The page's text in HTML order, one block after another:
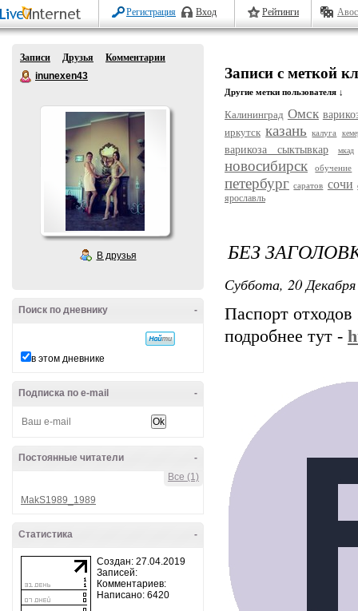
Регистрация Вход Рейтинги
Записи Друзья
Комментарии
inunexen43
В друзья
-
Поиск по дневнику
в этом дневнике
-
Подписка по e-mail
-
Постоянные читатели
Все (1)
MakS1989_1989
-
Статистика
Создан: 27.04.2019
Записей:
Комментариев:
Написано: 6420
Записи с меткой
Другие метки пользователя ↓
Калининград Омск
иркутск казань калуга
варикоза сыктывкар мкад
новосибирск обучение
петербург саратов сочи
ярославль
БЕЗ
Суббота, 20
Паспорт
подробнее тут -